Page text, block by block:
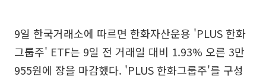
9일 한국거래소에 따르면 한화자산운용 'PLUS 한화
그룹주' ETF는 9일 전 거래일 대비 1.93% 오른 3만
955원에 장을 마감했다. 'PLUS 한화그룹주'를 구성